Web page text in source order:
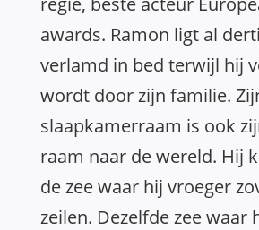
awards. Ramon ligt al
verlamd in bed terwijl hij
wordt door zijn familie.
slaapkamerraam is ook
raam naar de wereld. Hij
de zee waar hij vroeger
zeilen. Dezelfde zee waar